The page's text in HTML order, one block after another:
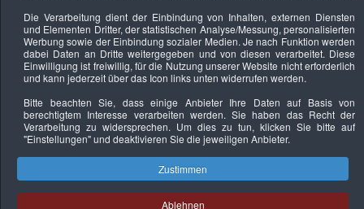
Gemeinschaftsgutachten
Inhalt und Aufbau des Gutachtens
Der Gutachten-Auftrag
Vorbereitung des Gutachtens
Abrechnung des Gutachtens
Gesetzestexte und ihre Anwendung
Anforderungen an die Büroorganisation
Die Verarbeitung dient der Einbindung von Inhalten, externen Diensten
und Elementen Dritter, der statistischen Analyse/Messung, personalisierten
Werbung sowie der Einbindung sozialer Medien. Je nach Funktion werden
dabei Daten an Dritte weitergegeben und von diesen verarbeitet. Diese
Einwilligung ist freiwillig, für die Nutzung unserer Website nicht erforderlich
und kann jederzeit über das Icon links unten widerrufen werden.
Bitte beachten Sie, dass einige Anbieter Ihre Daten auf Basis von
berechtigtem Interesse verarbeiten werden. Sie haben das Recht der
Verarbeitung zu widersprechen. Um dies zu tun, klicken Sie bitte auf
"Einstellungen"und deaktivieren Sie die jeweiligen Anbieter.
Zustimmen
Ablehnen